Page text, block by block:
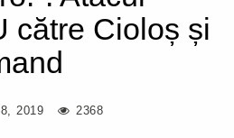
către Cioloș și
2019 2368